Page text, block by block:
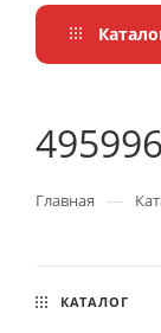
Главная —
КАТАЛОГ